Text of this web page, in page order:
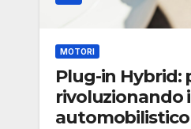
MOTORI
Plug-in Hybrid:
rivoluzionando
automobilistico